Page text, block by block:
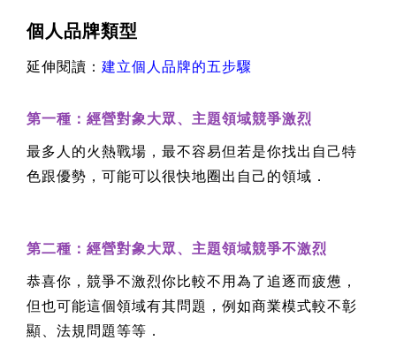
個人品牌類型
延伸閱讀： 建立個人品牌的五步驟
第一種：經營對象大眾、主題領域競爭激烈
最多人的火熱戰場，最不容易但若是你找出自己特
色跟優勢，可能可以很快地圈出自己的領域．
第二種：經營對象大眾、主題領域競爭不激烈
恭喜你，競爭不激烈你比較不用為了追逐而疲憊，
但也可能這個領域有其問題，例如商業模式較不彰
顯、法規問題等等．